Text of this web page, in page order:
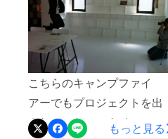
（土）10時～12時2回目：6
月16日（土）10時～12時場
所：代官山通常の料金：
3,000円定員：16名通常
3000円なので、こちらで
2000円の特典で支援いただ
ければ1000円お得です。
こちらのキャンプファイ
アーでもプロジェクトを出
されていた、co-ba(もっと見る